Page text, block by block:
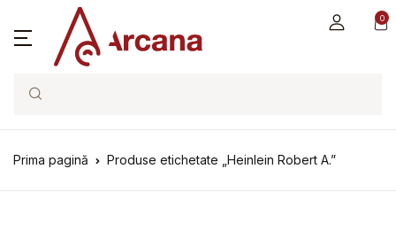
0
Search
Prima pagină Produse etichetate „Heinlein Robert A.”